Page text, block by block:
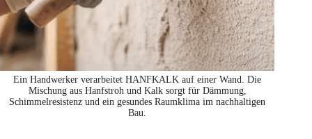
Ein Handwerker verarbeitet HANFKALK auf einer Wand. Die
Mischung aus Hanfstroh und Kalk sorgt für Dämmung,
Schimmelresistenz und ein gesundes Raumklima im nachhaltigen
Bau.